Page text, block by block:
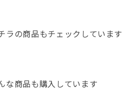
ラの商品もチェックしています
な商品も購入しています